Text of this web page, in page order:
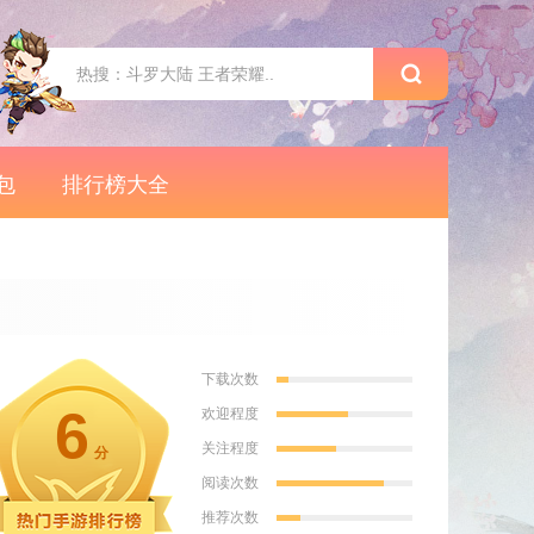
排行榜大全
6 分
下载次数
欢迎程度
关注程度
阅读次数
推荐次数